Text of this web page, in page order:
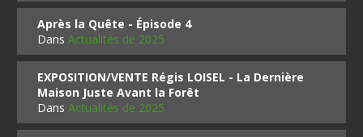
Après la Quête - Épisode 4
DansActualités de 2025
EXPOSITION/VENTE Régis LOISEL - La Dernière
Maison Juste Avant la Forêt
DansActualités de 2025